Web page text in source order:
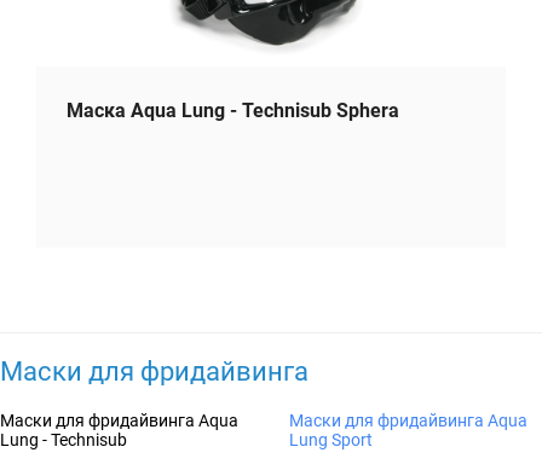
Маска Aqua Lung - Technisub Sphera
Маски для фридайвинга
Маски для фридайвинга Aqua
Lung - Technisub
Маски для фридайвинга Aqua
Lung Sport